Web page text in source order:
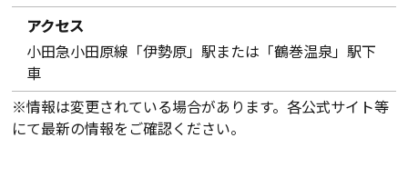
アクセス
小田急小田原線「伊勢原」駅または「鶴巻温泉」駅下
車
※情報は変更されている場合があります。各公式サイト等
にて最新の情報をご確認ください。